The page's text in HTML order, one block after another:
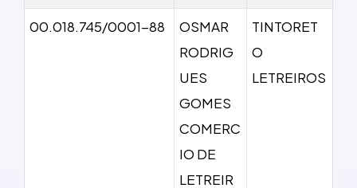
00.018.745/0001-88
OSMAR
RODRIG
UES
GOMES
COMERC
IO DE
LETREIR
TINTORET
O
LETREIROS